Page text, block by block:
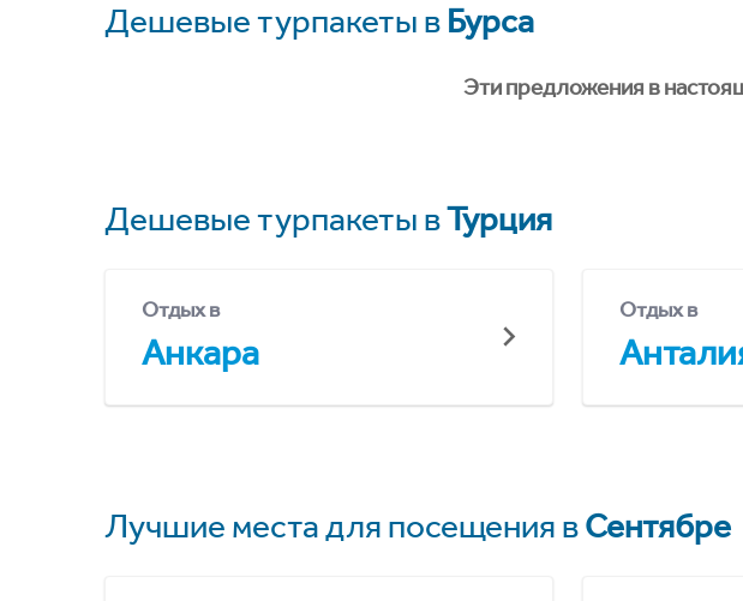
Дешевые турпакеты в Бурса
Эти предложения в
Дешевые турпакеты вТурция
Отдых в
Анкара
Отдых в
Лучшие места для посещения вСентябре